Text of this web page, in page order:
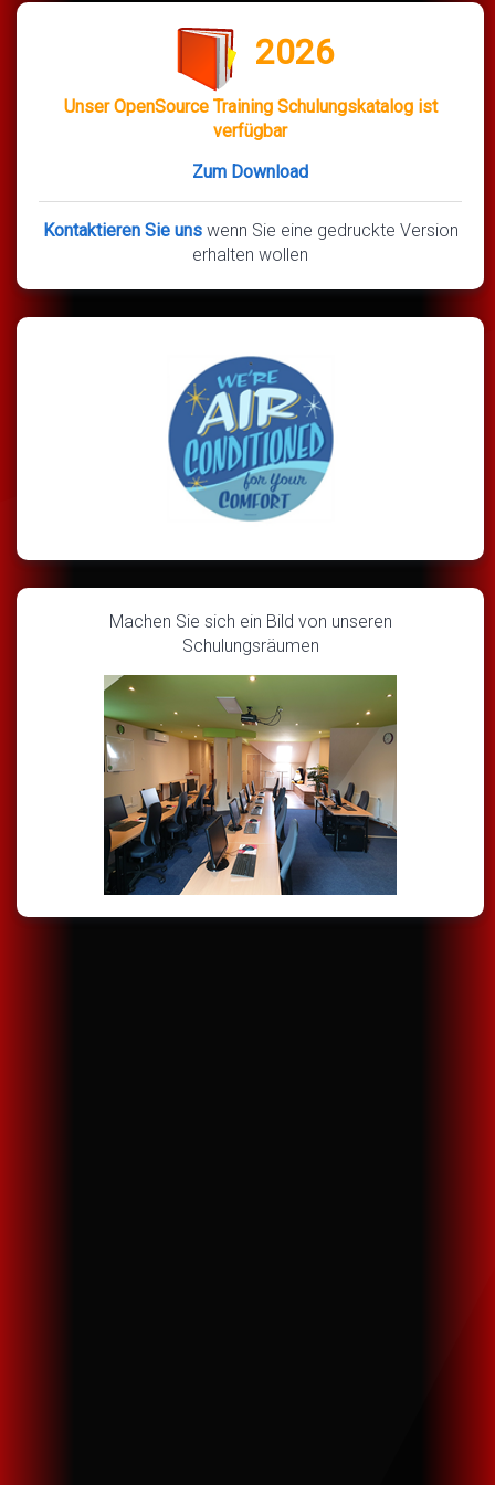
2026
Unser OpenSource Training Schulungskatalog ist
verfügbar
Zum Download
Kontaktieren Sie uns wenn Sie eine gedruckte Version
erhalten wollen
Machen Sie sich ein Bild von unseren
Schulungsräumen